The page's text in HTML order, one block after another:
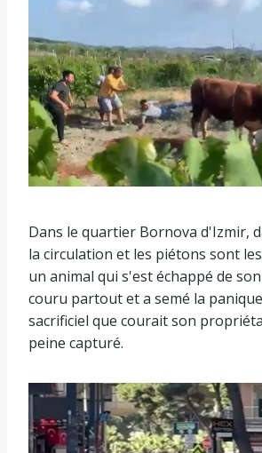
Dans le quartier Bornova d'Izmir,
la circulation et les piétons sont
un animal qui s'est échappé de
couru partout et a semé la
sacrificiel que courait son
peine capturé.